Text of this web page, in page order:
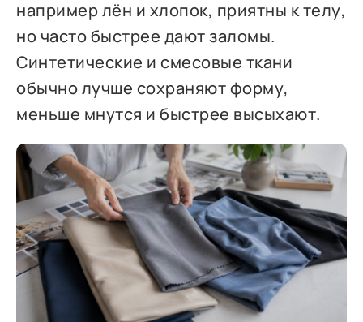
например лён и хлопок, приятны к телу,
но часто быстрее дают заломы.
Синтетические и смесовые ткани
обычно лучше сохраняют форму,
меньше мнутся и быстрее высыхают.